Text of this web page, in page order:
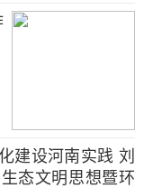
建设河南实践 刘
态文明思想暨环